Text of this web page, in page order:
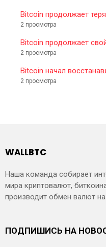
Bitcoin продолжает
2 просмотра
Bitcoin продолжает
2 просмотра
Bitcoin начал
2 просмотра
WALLBTC
Наша команда собирает
мира криптовалют,
производит обмен валют
ПОДПИШИСЬ НА